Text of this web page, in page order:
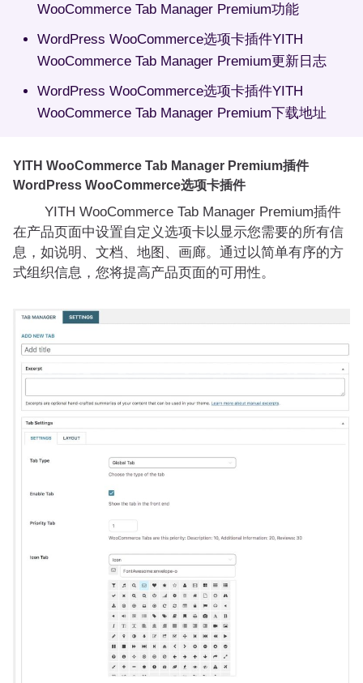
WooCommerce Tab Manager Premium功能
WordPress WooCommerce选项卡插件YITH
WooCommerce Tab Manager Premium更新日志
WordPress WooCommerce选项卡插件YITH
WooCommerce Tab Manager Premium下载地址
YITH WooCommerce Tab Manager Premium插件
WordPress WooCommerce选项卡插件
YITH WooCommerce Tab Manager Premium插件
在产品页面中设置自定义选项卡以显示您需要的所有信
息，如说明、文档、地图、画廊。通过以简单有序的方
式组织信息，您将提高产品页面的可用性。